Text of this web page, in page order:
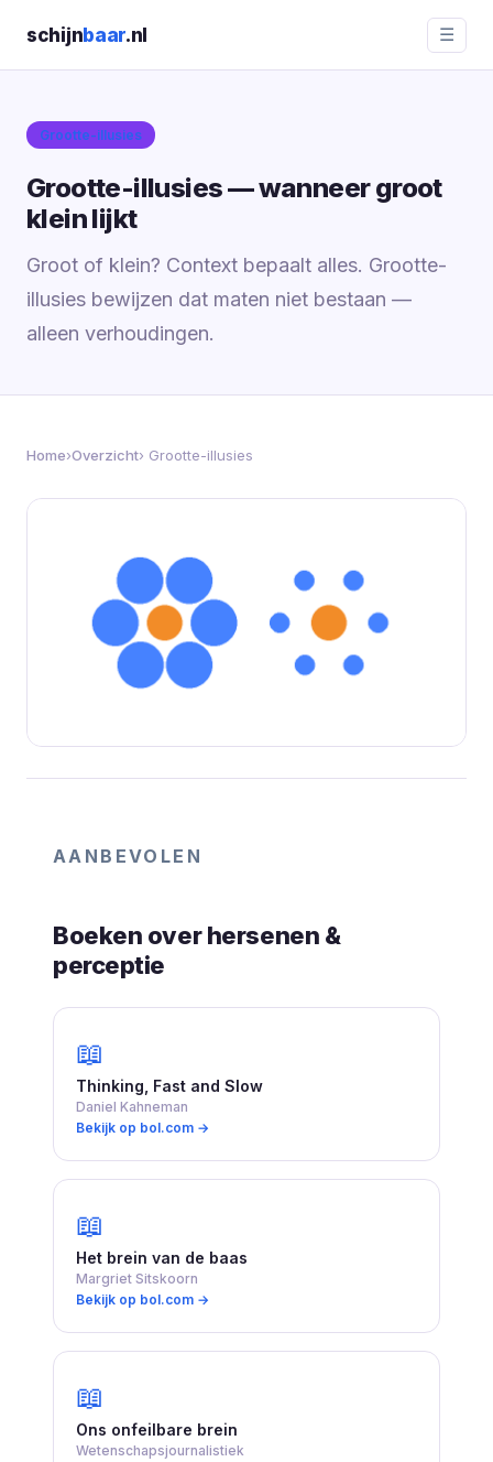
schijnbaar.nl ☰
Grootte-illusies
Grootte-illusies — wanneer groot
klein lijkt
Groot of klein? Context bepaalt alles. Grootte-
illusies bewijzen dat maten niet bestaan —
alleen verhoudingen.
Home›Overzicht› Grootte-illusies
AANBEVOLEN
Boeken over hersenen &
perceptie
📖
Thinking, Fast and Slow
Daniel Kahneman
Bekijk op bol.com →
📖
Het brein van de baas
Margriet Sitskoorn
Bekijk op bol.com →
📖
Ons onfeilbare brein
Wetenschapsjournalistiek